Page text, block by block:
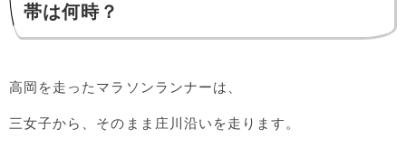
帯は何時？
高岡を走ったマラソンランナーは、
三女子から、そのまま庄川沿いを走ります。